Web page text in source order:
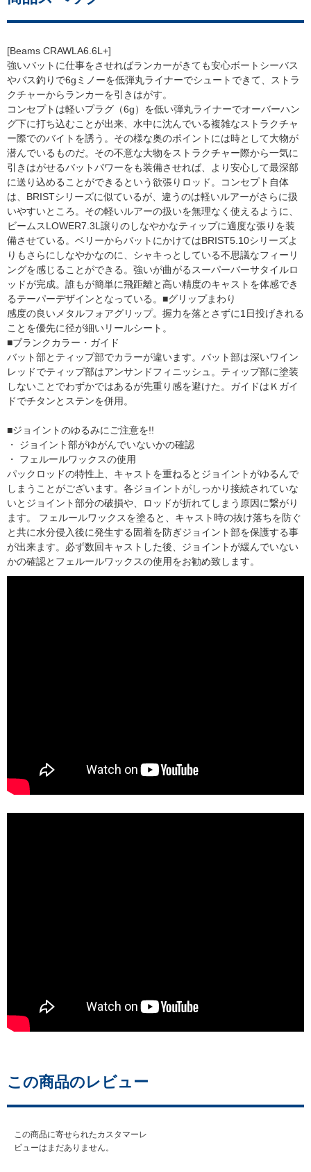
[Beams CRAWLA6.6L+]
強いバットに仕事をさせればランカーがきても安心ボートシーバス
バス釣りで6gミノーを低弾丸ライナーでシュートできて、ストラ
クチャーからランカーを引きはがす。
コンセプトは軽いプラグ（6g）を低い弾丸ライナーでオーバーハン
グ下に打ち込むことが出来、水中に沈んでいる複雑なストラクチャ
ー際でのバイトを誘う。その様な奥のポイントには時として大物が
潜んでいるものだ。その不意な大物をストラクチャー際から一気に
引きはがせるバットパワーをも装備させれば、より安心して最深部
に送り込めることができるという欲張りロッド。コンセプト自体
は、BRISTシリーズに似ているが、違うのは軽いルアーがさらに扱
いやすいところ。その軽いルアーの扱いを無理なく使えるように、
ビームスLOWER7.3L譲りのしなやかなティップに適度な張りを装
備させている。ベリーからバットにかけてはBRIST5.10シリーズよ
りもさらにしなやかなのに、シャキっとしている不思議なフィーリ
ングを感じることができる。強いが曲がるスーパーバーサタイルロ
ッドが完成。誰もが簡単に飛距離と高い精度のキャストを体感でき
るテーパーデザインとなっている。■グリップまわり
感度の良いメタルフォアグリップ。握力を落とさずに1日投げきれる
ことを優先に径が細いリールシート。
■ブランクカラー・ガイド
バット部とティップ部でカラーが違います。バット部は深いワイン
レッドでティップ部はアンサンドフィニッシュ。ティップ部に塗装
しないことでわずかではあるが先重り感を避けた。ガイドはＫガイ
ドでチタンとステンを併用。
■ジョイントのゆるみにご注意を!!
・ ジョイント部がゆがんでいないかの確認
・ フェルールワックスの使用
パックロッドの特性上、キャストを重ねるとジョイントがゆるんで
しまうことがございます。各ジョイントがしっかり接続されていな
いとジョイント部分の破損や、ロッドが折れてしまう原因に繋がり
ます。 フェルールワックスを塗ると、キャスト時の抜け落ちを防ぐ
と共に水分侵入後に発生する固着を防ぎジョイント部を保護する事
が出来ます。必ず数回キャストした後、ジョイントが緩んでいない
かの確認とフェルールワックスの使用をお勧め致します。
この商品のレビュー
この商品に寄せられたカスタマーレ
ビューはまだありません。